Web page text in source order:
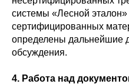
системы «Лесной
сертифицированных
определены дальнейшие
обсуждения.
4. Работа над